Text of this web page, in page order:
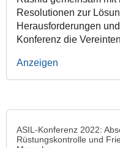
Resolutionen zur
Herausforderungen
Konferenz die
Anzeigen
ASIL-Konferenz 2022:
Rüstungskontrolle und